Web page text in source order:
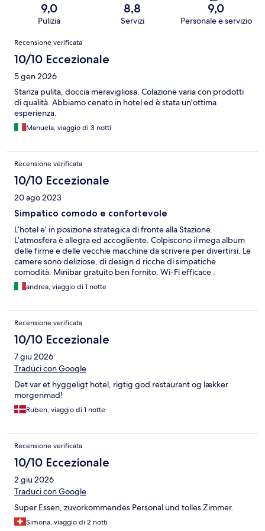
9,0
Pulizia
8,8
Servizi
9,0
Personale e servizio
Recensioni
Recensione verificata
10/10 Eccezionale
5 gen 2026
Stanza pulita, doccia meravigliosa. Colazione varia con prodotti
di qualità. Abbiamo cenato in hotel ed è stata un'ottima
esperienza.
Manuela, viaggio di 3 notti
Recensione verificata
10/10 Eccezionale
20 ago 2023
Simpatico comodo e confortevole
L’hotel e’ in posizione strategica di fronte alla Stazione.
L’atmosfera è allegra ed accogliente. Colpiscono il mega album
delle firme e delle vecchie macchine da scrivere per divertirsi. Le
camere sono deliziose, di design d ricche di simpatiche
comodità. Minibar gratuito ben fornito, Wi-Fi efficace .
Parcheggio ideale a 150 mt.
andrea, viaggio di 1 notte
Recensione verificata
10/10 Eccezionale
7 giu 2026
Traduci con Google
Det var et hyggeligt hotel, rigtig god restaurant og lækker
morgenmad!
Ruben, viaggio di 1 notte
Recensione verificata
10/10 Eccezionale
2 giu 2026
Traduci con Google
Super Essen, zuvorkommendes Personal und tolles Zimmer.
Simona, viaggio di 2 notti